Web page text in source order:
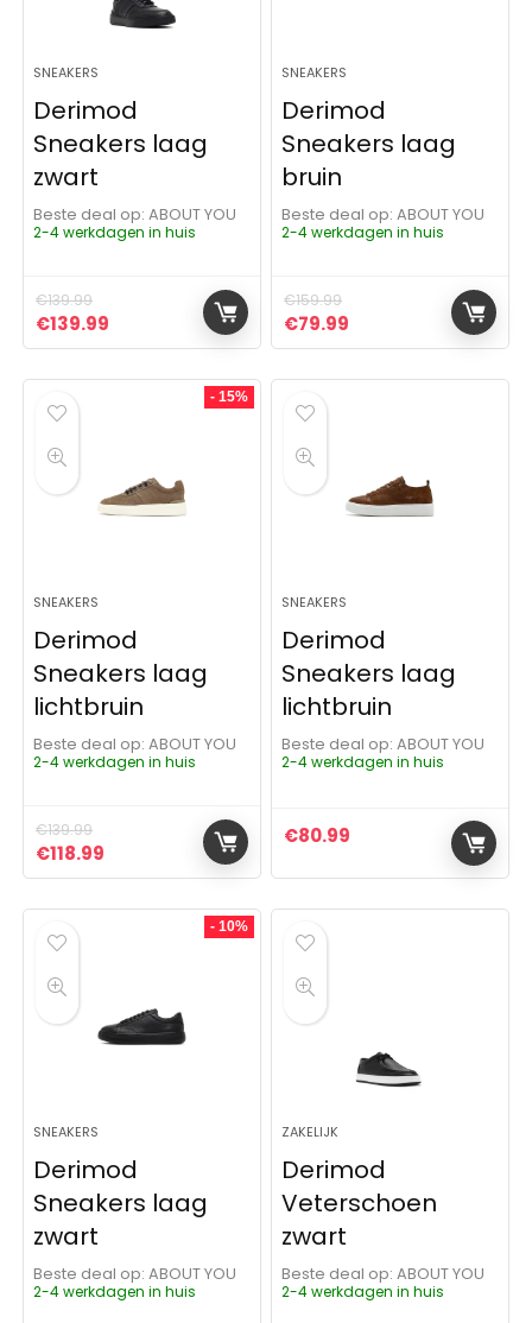
SNEAKERS
Derimod
Sneakers laag
zwart
Beste deal op:
ABOUT YOU
2-4 werkdagen in huis
€139.99
Oorspronkelijke prijs was: €139.99.
€139.99 Huidige prijs is: €139.99.
SNEAKERS
Derimod
Sneakers laag
bruin
Beste deal op:
ABOUT YOU
2-4 werkdagen in huis
€159.99
Oorspronkelijke prijs was:
€79.99 Huidige prijs is:
- 15%
SNEAKERS
Derimod
Sneakers laag
lichtbruin
Beste deal op:
ABOUT YOU
2-4 werkdagen in huis
€139.99
Oorspronkelijke prijs was: €139.99.
€118.99 Huidige prijs is: €118.99.
SNEAKERS
Derimod
Sneakers laag
lichtbruin
Beste deal op:
ABOUT YOU
2-4 werkdagen in huis
€80.99
- 10%
SNEAKERS
Derimod
Sneakers laag
zwart
Beste deal op:
ABOUT YOU
2-4 werkdagen in huis
ZAKELIJK
Derimod
Veterschoen
zwart
Beste deal op:
ABOUT YOU
2-4 werkdagen in huis